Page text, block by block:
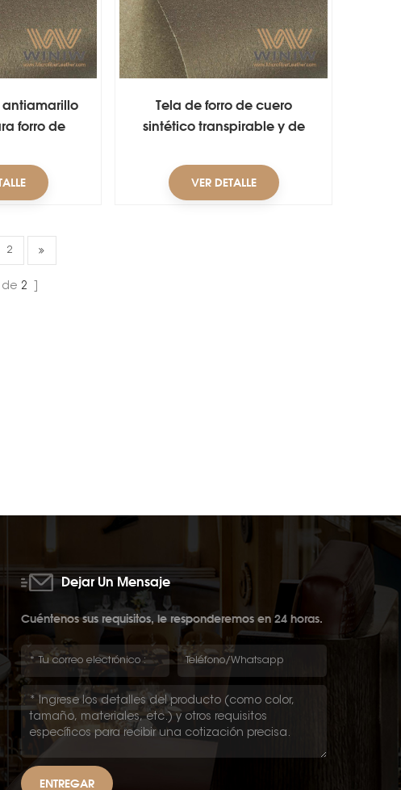
antiamarillo
forro de
Tela de forro de cuero
sintético transpirable y de
para zapatos
VER DETALLE
2
de 2
Dejar Un Mensaje
Cuéntenos sus requisitos, le responderemos en 24 horas.